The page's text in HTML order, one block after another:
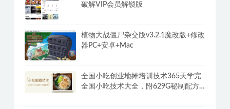
破解VIP会员解锁版
植物大战僵尸杂交版v3.2.1魔改版+修改
器PC+安卓+Mac
全国小吃创业地摊培训技术365天学完
全国小吃技术大全，附629G秘制配方